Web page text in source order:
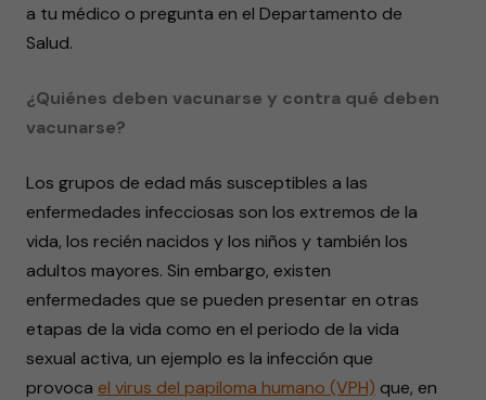
a tu médico o pregunta en el Departamento de
Salud.
¿Quiénes deben vacunarse y contra qué deben
vacunarse?
Los grupos de edad más susceptibles a las
enfermedades infecciosas son los extremos de la
vida, los recién nacidos y los niños y también los
adultos mayores. Sin embargo, existen
enfermedades que se pueden presentar en otras
etapas de la vida como en el periodo de la vida
sexual activa, un ejemplo es la infección que
provoca el virus del papiloma humano (VPH) que, en